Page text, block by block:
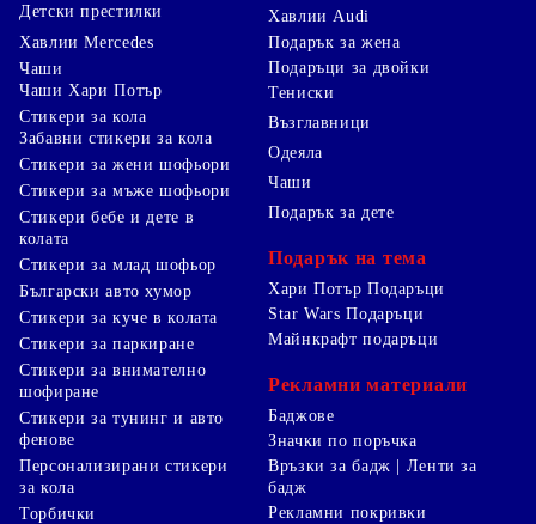
Детски престилки
Хавлии Audi
Хавлии Mercedes
Чаши
Чаши Хари Потър
Стикери за кола
Забавни стикери за кола
Стикери за жени шофьори
Стикери за мъже шофьори
Стикери бебе и дете в
колата
Стикери за млад шофьор
Български авто хумор
Стикери за куче в колата
Стикери за паркиране
Стикери за внимателно
шофиране
Стикери за тунинг и авто
фенове
Персонализирани стикери
за кола
Торбички
Подарък за жена
Подаръци за двойки
Тениски
Възглавници
Одеяла
Чаши
Подарък за дете
Подарък на тема
Хари Потър Подаръци
Star Wars Подаръци
Майнкрафт подаръци
Рекламни материали
Баджове
Значки по поръчка
Връзки за бадж | Ленти за
бадж
Рекламни покривки